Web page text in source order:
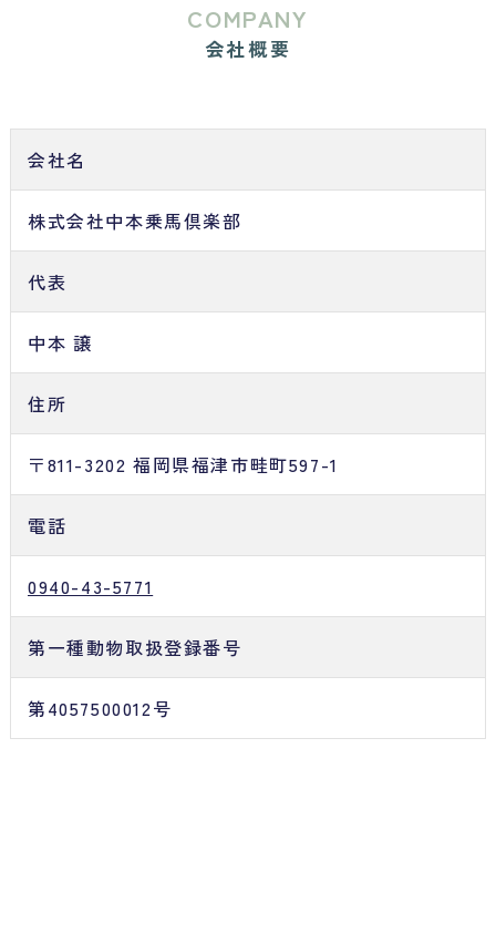
COMPANY
会社概要
会社名
株式会社中本乗馬倶楽部
代表
中本 譲
住所
〒811-3202 福岡県福津市畦町597-1
電話
0940-43-5771
第一種動物取扱登録番号
第4057500012号